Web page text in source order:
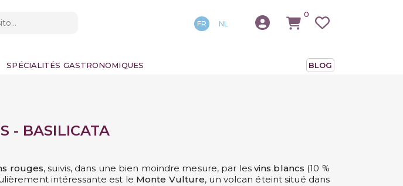
FR NL
0
SPÉCIALITÉS GASTRONOMIQUES BLOG
- BASILICATA
rouges, suivis, dans une bien moindre mesure, par les vins blancs (10 %
intéressante est le Monte Vulture, un volcan éteint situé dans